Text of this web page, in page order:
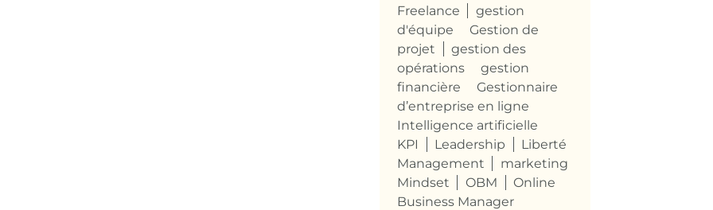
Freelance
gestion
d'équipe
Gestion de
projet
gestion des
opérations
gestion
financière
Gestionnaire
d’entreprise en ligne
Intelligence artificielle
KPI
Leadership
Liberté
Management
marketing
Mindset
OBM
Online
Business Manager